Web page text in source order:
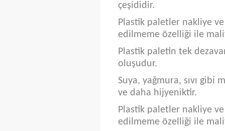
çeşididir.
Plastik paletler nakliye
edilmeme özelliği ile
Plastik paletin tek
oluşudur.
Suya, yağmura, sıvı gibi
ve daha hijyeniktir.
Plastik paletler nakliye
edilmeme özelliği ile